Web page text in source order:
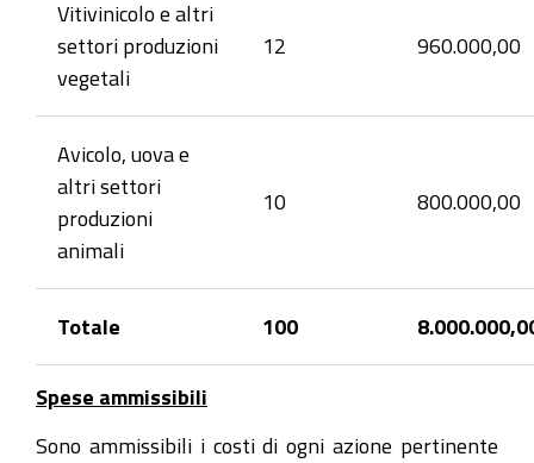
Vitivinicolo e altri
settori produzioni
vegetali
12 960.000,00
Avicolo, uova e
altri settori
produzioni
animali
10 800.000,00
Totale 100
Spese ammissibili
Sono ammissibili i costi di ogni azione pertinente